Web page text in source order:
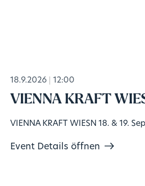
18.9.2026 12:00
VIENNA KRAFT
VIENNA KRAFT WIESN 18. & 19.
Event Details öffnen